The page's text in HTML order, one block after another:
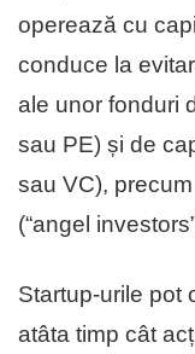
operează cu
conduce la
ale unor fonduri
sau PE) și de
sau VC),
(“angel
Startup-urile pot
atâta timp cât